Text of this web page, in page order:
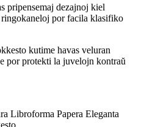
pripensemaj dezajnoj kiel
por facila klasifiko
kutime havas veluran
por protekti la juvelojn kontraŭ